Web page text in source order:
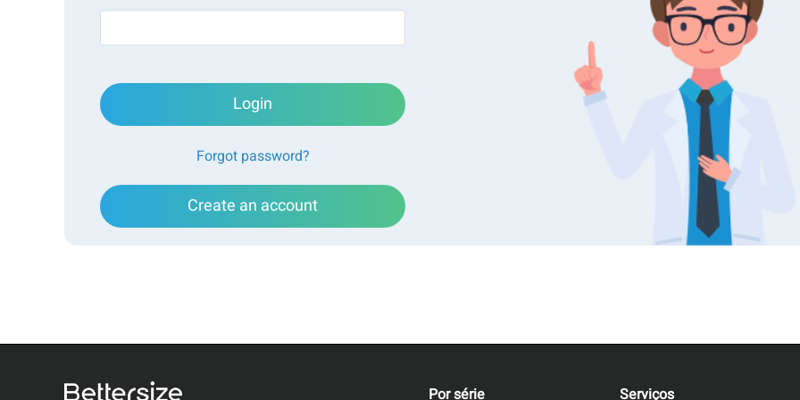
Difração a laserEspalhamento de luz dinâmicoAnálise de imagem Caracterização de pó
Login
Forgot password?
Create an account
Por série Serviços